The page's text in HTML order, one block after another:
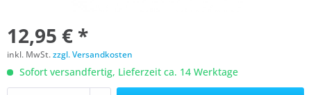
12,95 € *
inkl. MwSt.zzgl. Versandkosten
Sofort versandfertig, Lieferzeit ca. 14 Werktage